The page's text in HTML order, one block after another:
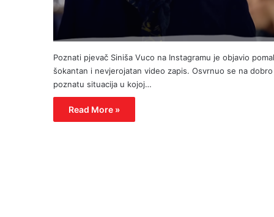
Poznati pjevač Siniša Vuco na Instagramu je objavio
šokantan i nevjerojatan video zapis. Osvrnuo se na dobro
poznatu situacija u kojoj…
Read More »